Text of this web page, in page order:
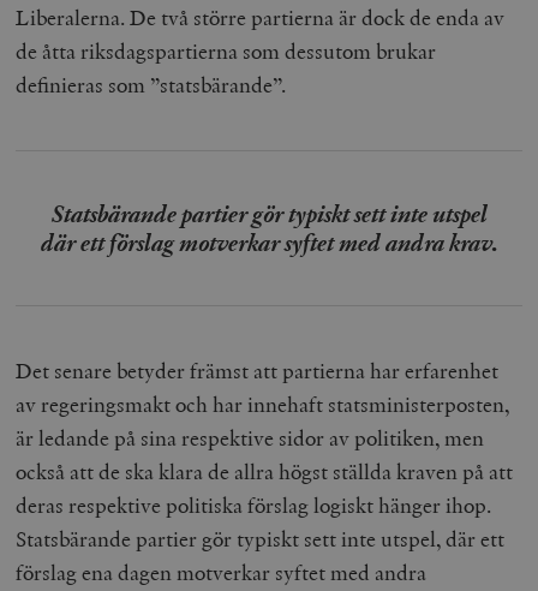
Liberalerna. De två större partierna är dock de enda av
de åtta riksdagspartierna som dessutom brukar
definieras som ”statsbärande”.
Statsbärande partier gör typiskt sett inte utspel
där ett förslag motverkar syftet med andra krav.
Det senare betyder främst att partierna har erfarenhet
av regeringsmakt och har innehaft statsministerposten,
är ledande på sina respektive sidor av politiken, men
också att de ska klara de allra högst ställda kraven på att
deras respektive politiska förslag logiskt hänger ihop.
Statsbärande partier gör typiskt sett inte utspel, där ett
förslag ena dagen motverkar syftet med andra